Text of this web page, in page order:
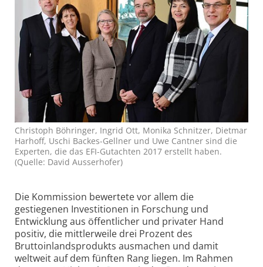
Christoph Böhringer, Ingrid Ott, Monika Schnitzer, Dietmar
Harhoff, Uschi Backes-Gellner und Uwe Cantner sind die
Experten, die das EFI-Gutachten 2017 erstellt haben.
(Quelle: David Ausserhofer)
Die Kommission bewertete vor allem die
gestiegenen Investitionen in Forschung und
Entwicklung aus öffentlicher und privater Hand
positiv, die mittlerweile drei Prozent des
Bruttoinlandsprodukts ausmachen und damit
weltweit auf dem fünften Rang liegen. Im Rahmen